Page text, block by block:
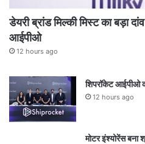
डेयरी ब्रांड मिल्की मिस्ट का बड़ा
आईपीओ
12 hours ago
शिपरॉकेट आईपीओ
12 hours ago
मोटर इंश्योरेंस बना